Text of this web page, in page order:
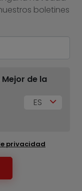
boletines
de la
ES
privacidad